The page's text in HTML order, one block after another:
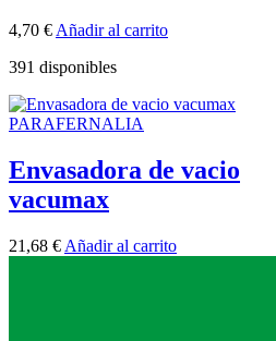
4,70 € Añadir al carrito
391 disponibles
PARAFERNALIA
Envasadora de vacio
vacumax
21,68 € Añadir al carrito